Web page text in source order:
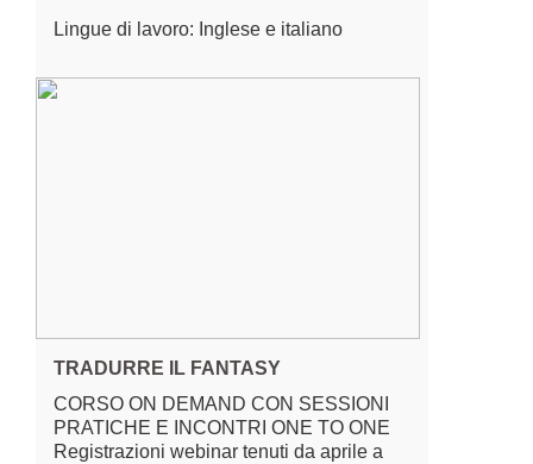
Lingue di lavoro: Inglese e italiano
TRADURRE IL FANTASY
CORSO ON DEMAND CON SESSIONI
PRATICHE E INCONTRI ONE TO ONE
Registrazioni webinar tenuti da aprile a